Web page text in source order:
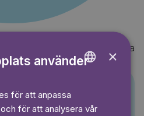
Visa alla
×
använder
för att anpassa
för att analysera vår